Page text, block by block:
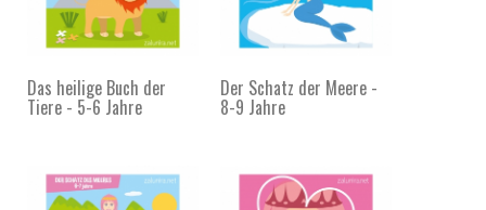
Das heilige Buch der
Tiere - 5-6 Jahre
Der Schatz der Meere -
8-9 Jahre